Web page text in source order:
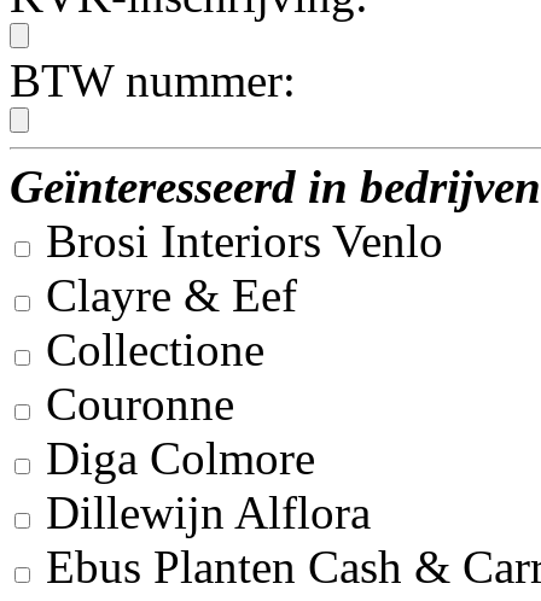
BTW nummer:
Geïnteresseerd in
Brosi Interiors Venlo
Clayre & Eef
Collectione
Couronne
Diga Colmore
Dillewijn Alflora
Ebus Planten Cash &